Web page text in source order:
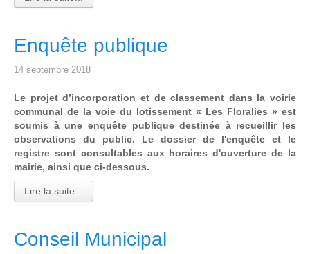
Enquête publique
14 septembre 2018
Le projet d’incorporation et de classement dans la voirie
communal de la voie du lotissement « Les Floralies » est
soumis à une enquête publique destinée à recueillir les
observations du public. Le dossier de l'enquête et le
registre sont consultables aux horaires d'ouverture de la
mairie, ainsi que ci-dessous.
Lire la suite...
Conseil Municipal